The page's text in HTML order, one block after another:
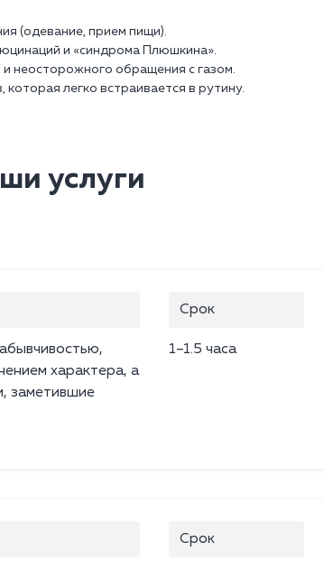
(одевание, прием пищи).
и «синдрома Плюшкина».
неосторожного обращения с газом.
легко встраивается в рутину.
услуги
характера, а
заметившие
Срок
1–1.5 часа
Срок